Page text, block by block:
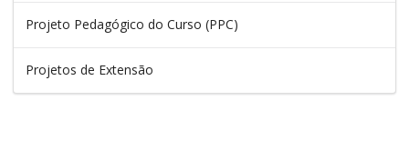
Projeto Pedagógico do Curso (PPC)
Projetos de Extensão